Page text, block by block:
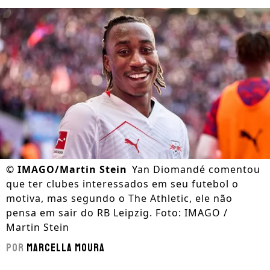
© IMAGO/Martin Stein Yan Diomandé comentou
que ter clubes interessados em seu futebol o
motiva, mas segundo o The Athletic, ele não
pensa em sair do RB Leipzig. Foto: IMAGO /
Martin Stein
Por Marcella Moura